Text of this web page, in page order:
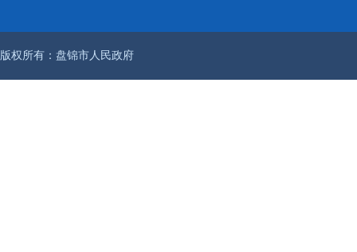
版权所有：盘锦市人民政府